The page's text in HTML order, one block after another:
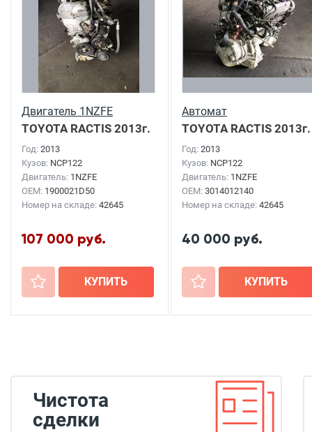
Двигатель 1NZFE
TOYOTA RACTIS 2013г.
Год: 2013
Кузов: NCP122
Двигатель: 1NZFE
OEM: 1900021D50
Номер на складе: 42645
107 000 руб.
+ КУПИТЬ
Автомат
TOYOTA RACTIS 2013г.
Год: 2013
Кузов: NCP122
Двигатель: 1NZFE
OEM: 3014012140
Номер на складе: 42645
40 000 руб.
+ КУПИТЬ
Чистота
сделки